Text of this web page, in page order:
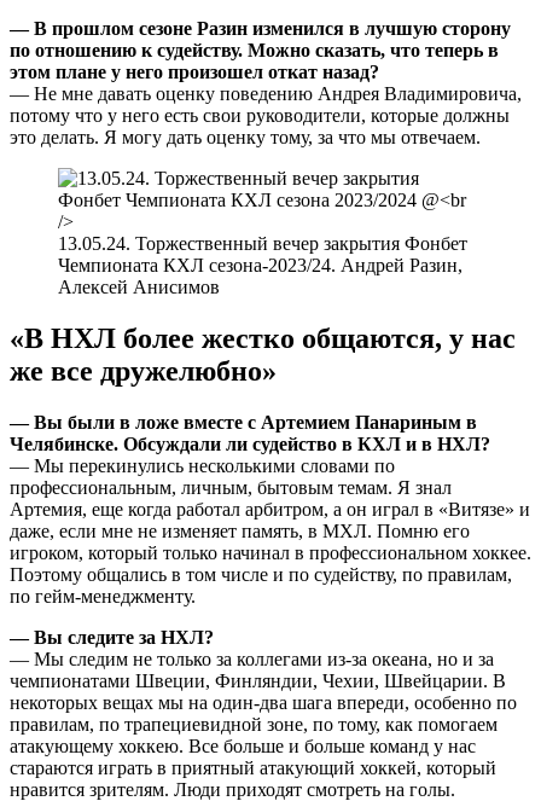
— В прошлом сезоне Разин изменился в лучшую сторону
по отношению к судейству. Можно сказать, что теперь в
этом плане у него произошел откат назад?
— Не мне давать оценку поведению Андрея Владимировича,
потому что у него есть свои руководители, которые должны
это делать. Я могу дать оценку тому, за что мы отвечаем.
13.05.24. Торжественный вечер закрытия Фонбет
Чемпионата КХЛ сезона-2023/24. Андрей Разин,
Алексей Анисимов
«В НХЛ более жестко общаются, у нас
же все дружелюбно»
— Вы были в ложе вместе с Артемием Панариным в
Челябинске. Обсуждали ли судейство в КХЛ и в НХЛ?
— Мы перекинулись несколькими словами по
профессиональным, личным, бытовым темам. Я знал
Артемия, еще когда работал арбитром, а он играл в «Витязе» и
даже, если мне не изменяет память, в МХЛ. Помню его
игроком, который только начинал в профессиональном хоккее.
Поэтому общались в том числе и по судейству, по правилам,
по гейм-менеджменту.
— Вы следите за НХЛ?
— Мы следим не только за коллегами из-за океана, но и за
чемпионатами Швеции, Финляндии, Чехии, Швейцарии. В
некоторых вещах мы на один-два шага впереди, особенно по
правилам, по трапециевидной зоне, по тому, как помогаем
атакующему хоккею. Все больше и больше команд у нас
стараются играть в приятный атакующий хоккей, который
нравится зрителям. Люди приходят смотреть на голы.